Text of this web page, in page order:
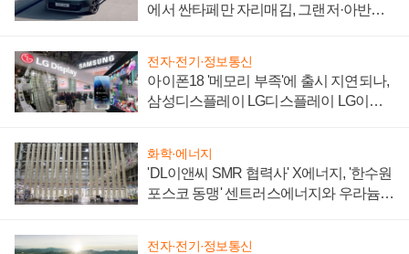
에서 싼타페만 자리매김, 그랜저·아반떼
전자·전기·정보통신
아이폰18 '메모리 부족'에 출시 지연되나,
삼성디스플레이 LG디스플레이 LG이노
화학·에너지
'DL이앤씨 SMR 협력사' X에너지, '한수원
포스코 동맹' 센트러스에너지와 우라늄
전자·전기·정보통신